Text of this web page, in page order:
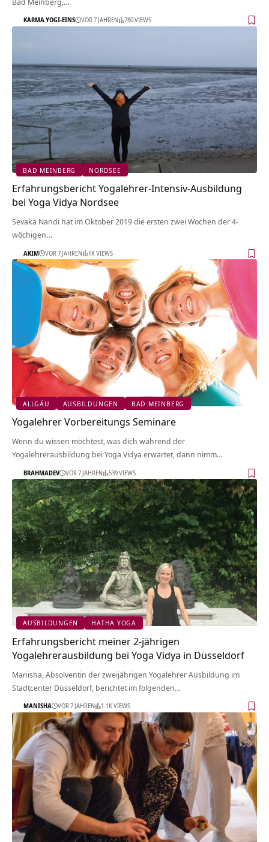
KARMA YOGI-EINS VOR 7 JAHREN 780 VIEWS
BAD MEINBERG NORDSEE
Erfahrungsbericht Yogalehrer-Intensiv-Ausbildung
bei Yoga Vidya Nordsee
Sevaka Nandi hat im Oktober 2019 die ersten zwei Wochen der 4-
wöchigen…
AKIM VOR 7 JAHREN 1K VIEWS
ALLGÄU AUSBILDUNGEN BAD MEINBERG
Yogalehrer Vorbereitungs Seminare
Wenn du wissen möchtest, was dich während der
Yogalehrerausbildung bei Yoga Vidya erwartet, dann nimm…
BRAHMADEV VOR 7 JAHREN 539 VIEWS
AUSBILDUNGEN HATHA YOGA
Erfahrungsbericht meiner 2-jährigen
Yogalehrerausbildung bei Yoga Vidya in Düsseldorf
Manisha, Absolventin der zweijährigen Yogalehrer Ausbildung im
Stadtcenter Düsseldorf, berichtet im folgenden…
MANISHA VOR 7 JAHREN 1.1K VIEWS